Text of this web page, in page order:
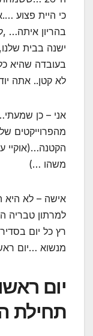
כי היית פצוע
בהריון
ישנה בבית
בעובדה שהיא
לא קטן.. אתה
אני – כן
מהפרוייקטים
הקטנה…(אוקיי
משהו …)
אישה – לא היא
רץ כל יום
מנשוא …יום
יום
תחילת